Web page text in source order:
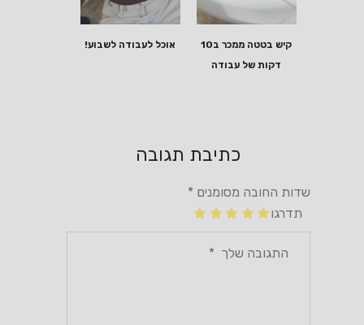
אוכל לעבודה לשבוע!
קיש בטטה ממכר ב10
דקות של עבודה
כתיבת תגובה
שדות החובה מסומנים *
תדרגו